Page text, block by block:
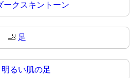
ークスキントーン
🦶 足
明るい肌の足